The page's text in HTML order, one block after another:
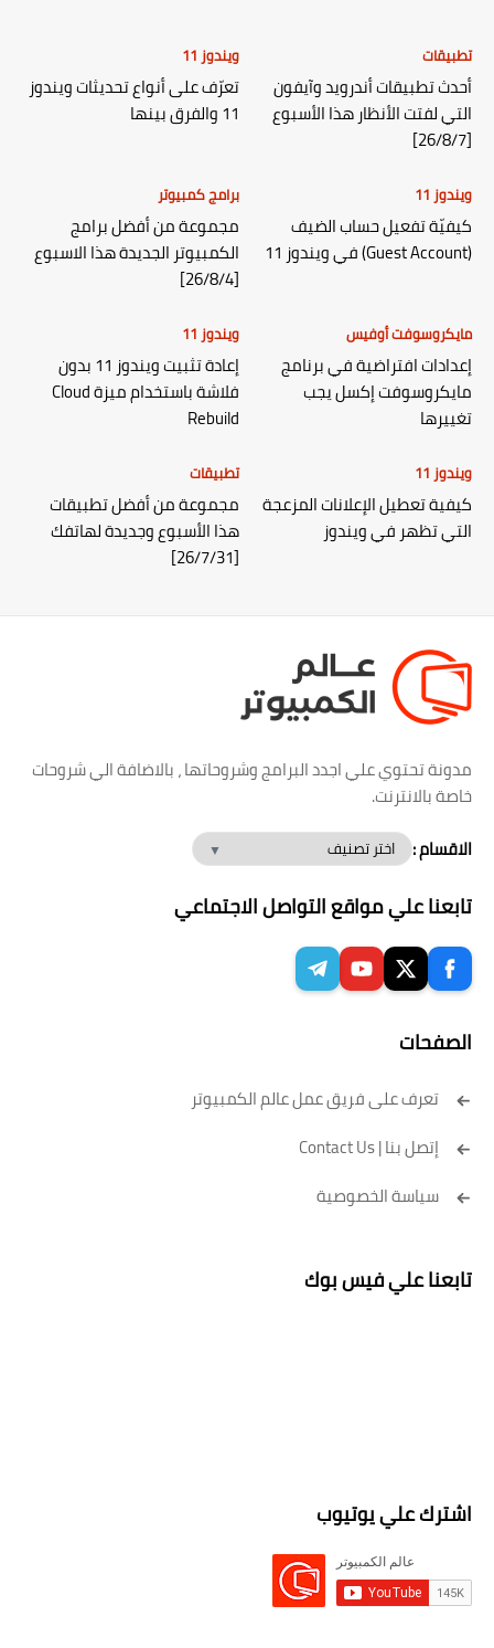
تطبيقات
أحدث تطبيقات أندرويد وآيفون
التي لفتت الأنظار هذا الأسبوع
[26/8/7]
ويندوز 11
تعرّف على أنواع تحديثات ويندوز
11 والفرق بينها
ويندوز 11
كيفيّة تفعيل حساب الضيف
(Guest Account) في ويندوز 11
برامج كمبيوتر
مجموعة من أفضل برامج
الكمبيوتر الجديدة هذا الاسبوع
[26/8/4]
مايكروسوفت أوفيس
إعدادات افتراضية في برنامج
مايكروسوفت إكسل يجب
تغييرها
ويندوز 11
إعادة تثبيت ويندوز 11 بدون
فلاشة باستخدام ميزة Cloud
Rebuild
ويندوز 11
كيفية تعطيل الإعلانات المزعجة
التي تظهر في ويندوز
تطبيقات
مجموعة من أفضل تطبيقات
هذا الأسبوع وجديدة لهاتفك
[26/7/31]
مدونة تحتوي علي اجدد البرامج وشروحاتها ، بالاضافة الي شروحات
خاصة بالانترنت.
الاقسام :
تابعنا علي مواقع التواصل الاجتماعي
الصفحات
تعرف على فريق عمل عالم الكمبيوتر
إتصل بنا | Contact Us
سياسة الخصوصية
تابعنا علي فيس بوك
اشترك علي يوتيوب